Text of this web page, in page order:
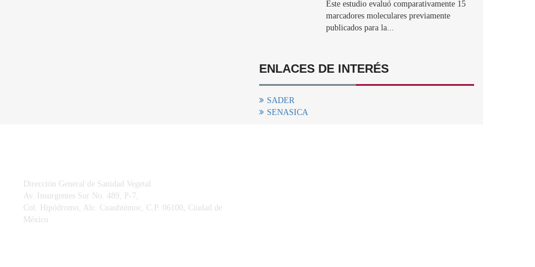
Este estudio evaluó comparativamente 15
marcadores moleculares previamente
publicados para la...
ENLACES DE INTERÉS
SADER
SENASICA
Dirección General de Sanidad Vegetal.
Av. Insurgentes Sur No. 489, P-7,
Col. Hipódromo, Alc. Cuauhtémoc, C.P. 06100, Ciudad de
México